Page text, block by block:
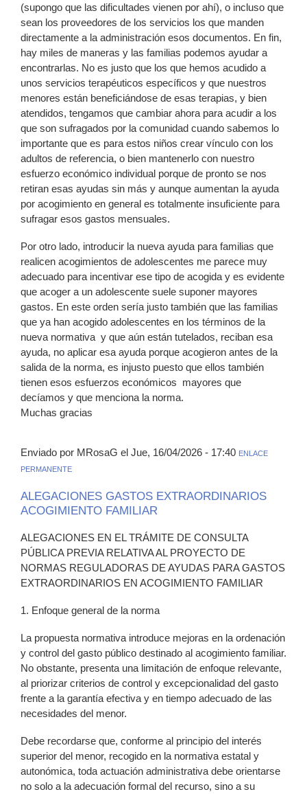
(supongo que las dificultades vienen por ahí), o incluso que
sean los proveedores de los servicios los que manden
directamente a la administración esos documentos. En fin,
hay miles de maneras y las familias podemos ayudar a
encontrarlas. No es justo que los que hemos acudido a
unos servicios terapéuticos específicos y que nuestros
menores están beneficiándose de esas terapias, y bien
atendidos, tengamos que cambiar ahora para acudir a los
que son sufragados por la comunidad cuando sabemos lo
importante que es para estos niños crear vínculo con los
adultos de referencia, o bien mantenerlo con nuestro
esfuerzo económico individual porque de pronto se nos
retiran esas ayudas sin más y aunque aumentan la ayuda
por acogimiento en general es totalmente insuficiente para
sufragar esos gastos mensuales.
Por otro lado, introducir la nueva ayuda para familias que
realicen acogimientos de adolescentes me parece muy
adecuado para incentivar ese tipo de acogida y es evidente
que acoger a un adolescente suele suponer mayores
gastos. En este orden sería justo también que las familias
que ya han acogido adolescentes en los términos de la
nueva normativa y que aún están tutelados, reciban esa
ayuda, no aplicar esa ayuda porque acogieron antes de la
salida de la norma, es injusto puesto que ellos también
tienen esos esfuerzos económicos mayores que
decíamos y que menciona la norma.
Muchas gracias
Enviado por MRosaG el Jue, 16/04/2026 - 17:40 ENLACE
PERMANENTE
ALEGACIONES GASTOS EXTRAORDINARIOS
ACOGIMIENTO FAMILIAR
ALEGACIONES EN EL TRÁMITE DE CONSULTA
PÚBLICA PREVIA RELATIVA AL PROYECTO DE
NORMAS REGULADORAS DE AYUDAS PARA GASTOS
EXTRAORDINARIOS EN ACOGIMIENTO FAMILIAR
1. Enfoque general de la norma
La propuesta normativa introduce mejoras en la ordenación
y control del gasto público destinado al acogimiento familiar.
No obstante, presenta una limitación de enfoque relevante,
al priorizar criterios de control y excepcionalidad del gasto
frente a la garantía efectiva y en tiempo adecuado de las
necesidades del menor.
Debe recordarse que, conforme al principio del interés
superior del menor, recogido en la normativa estatal y
autonómica, toda actuación administrativa debe orientarse
no solo a la adecuación formal del recurso, sino a su